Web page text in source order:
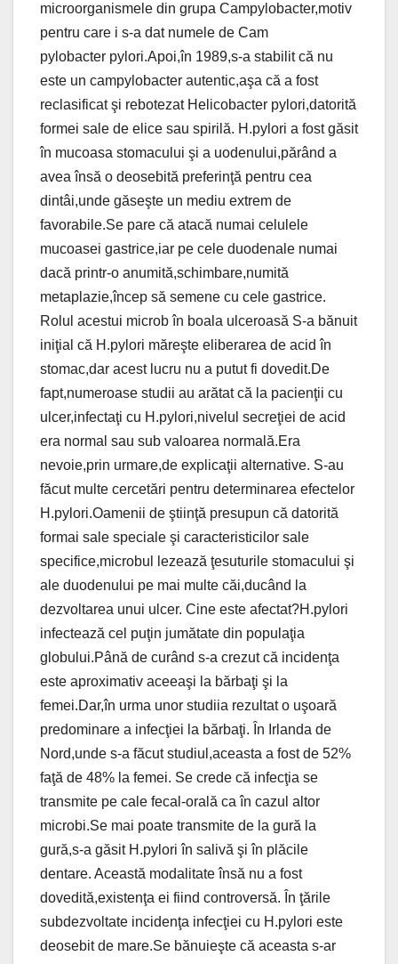
microorganismele din grupa Campylobacter,motiv
pentru care i s-a dat numele de Cam
pylobacter pylori.Apoi,în 1989,s-a stabilit că nu
este un campylobacter autentic,aşa că a fost
reclasificat şi rebotezat Helicobacter pylori,datorită
formei sale de elice sau spirilă. H.pylori a fost găsit
în mucoasa stomacului şi a uodenului,părând a
avea însă o deosebită preferinţă pentru cea
dintâi,unde găseşte un mediu extrem de
favorabile.Se pare că atacă numai celulele
mucoasei gastrice,iar pe cele duodenale numai
dacă printr-o anumită,schimbare,numită
metaplazie,încep să semene cu cele gastrice.
Rolul acestui microb în boala ulceroasă S-a bănuit
iniţial că H.pylori măreşte eliberarea de acid în
stomac,dar acest lucru nu a putut fi dovedit.De
fapt,numeroase studii au arătat că la pacienţii cu
ulcer,infectaţi cu H.pylori,nivelul secreţiei de acid
era normal sau sub valoarea normală.Era
nevoie,prin urmare,de explicaţii alternative. S-au
făcut multe cercetări pentru determinarea efectelor
H.pylori.Oamenii de ştiinţă presupun că datorită
formai sale speciale şi caracteristicilor sale
specifice,microbul lezează ţesuturile stomacului şi
ale duodenului pe mai multe căi,ducând la
dezvoltarea unui ulcer. Cine este afectat?H.pylori
infectează cel puţin jumătate din populaţia
globului.Până de curând s-a crezut că incidenţa
este aproximativ aceeaşi la bărbaţi şi la
femei.Dar,în urma unor studiia rezultat o uşoară
predominare a infecţiei la bărbaţi. În Irlanda de
Nord,unde s-a făcut studiul,aceasta a fost de 52%
faţă de 48% la femei. Se crede că infecţia se
transmite pe cale fecal-orală ca în cazul altor
microbi.Se mai poate transmite de la gură la
gură,s-a găsit H.pylori în salivă şi în plăcile
dentare. Această modalitate însă nu a fost
dovedită,existenţa ei fiind controversă. În ţările
subdezvoltate incidenţa infecţiei cu H.pylori este
deosebit de mare.Se bănuieşte că aceasta s-ar